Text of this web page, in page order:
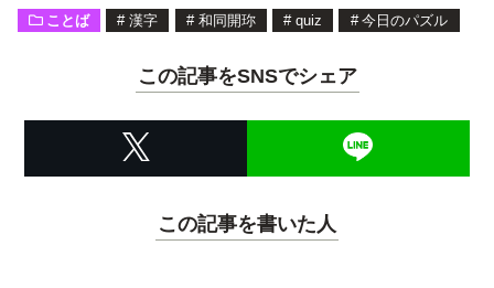
ことば # 漢字 # 和同開珎 # quiz # 今日のパズル
この記事をSNSでシェア
この記事を書いた人